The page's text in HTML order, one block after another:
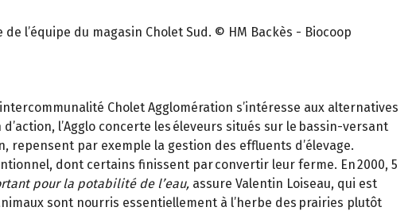
l’équipe du magasin Cholet Sud. © HM Backès - Biocoop
Cholet Agglomération s’intéresse aux alternatives
l’Agglo concerte les éleveurs situés sur le bassin-versant
par exemple la gestion des effluents d’élevage.
dont certains finissent par convertir leur ferme. En 2000, 5
pour la potabilité de l’eau, assure Valentin Loiseau, qui est
sont nourris essentiellement à l’herbe des prairies plutôt